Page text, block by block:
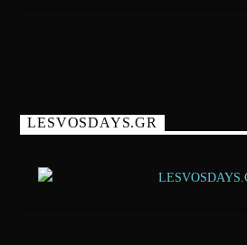
LESVOSDAYS.GR